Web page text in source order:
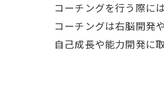
コーチングを行う際に
コーチングは右脳開発
自己成長や能力開発に